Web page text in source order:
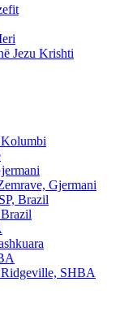
Jezu Krishti
Kolumbi
Gjermani
Brazil
Ridgeville, SHBA